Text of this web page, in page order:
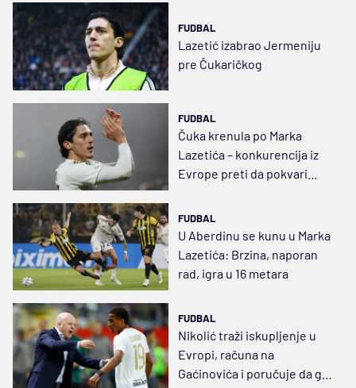
FUDBAL
Lazetić izabrao Jermeniju
pre Čukaričkog
FUDBAL
Čuka krenula po Marka
Lazetića – konkurencija iz
Evrope preti da pokvari
FUDBAL
U Aberdinu se kunu u Marka
Lazetića: Brzina, naporan
rad, igra u 16 metara
FUDBAL
Nikolić traži iskupljenje u
Evropi, računa na
Gaćinovića i poručuje da ga